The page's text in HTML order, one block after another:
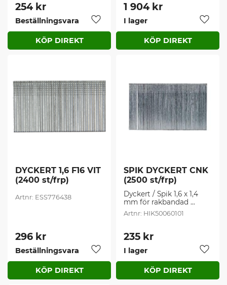
254 kr
Lägg till i favoriter
Beställningsvara
1 904 kr
Lägg
I lager
DYCKERT 1,6 F16 VIT
(2400 st/frp)
ESS776438
296 kr
Lägg till i favoriter
Beställningsvara
SPIK DYCKERT CNK
(2500 st/frp)
Dyckert / Spik 1,6 x 1,4
mm för rakbandad
dyckertverktyg.
HIK50060101
235 kr
Lägg
I lager